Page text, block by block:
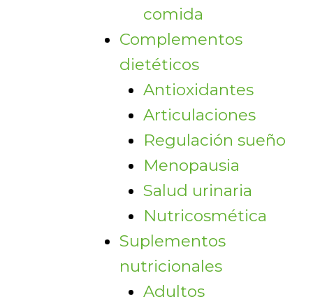
comida
Complementos
dietéticos
Antioxidantes
Articulaciones
Regulación sueño
Menopausia
Salud urinaria
Nutricosmética
Suplementos
nutricionales
Adultos